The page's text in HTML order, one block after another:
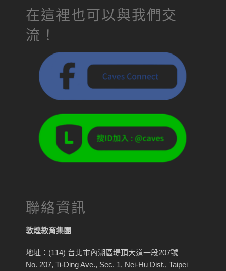
在這裡也可以與我們交
流！
聯絡資訊
敦煌教育集團
地址：(114) 台北市內湖區堤頂大道一段207號
No. 207, Ti-Ding Ave., Sec. 1, Nei-Hu Dist., Taipei